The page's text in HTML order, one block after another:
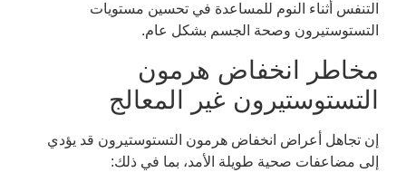
التنفس أثناء النوم للمساعدة في تحسين مستويات
التستوستيرون وصحة الجسم بشكل عام.
مخاطر انخفاض هرمون
التستوستيرون غير المعالج
إن تجاهل أعراض انخفاض هرمون التستوستيرون قد يؤدي
إلى مضاعفات صحية طويلة الأمد، بما في ذلك: